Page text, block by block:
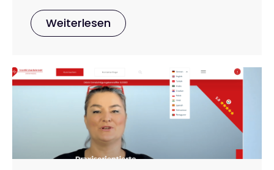
Weiterlesen